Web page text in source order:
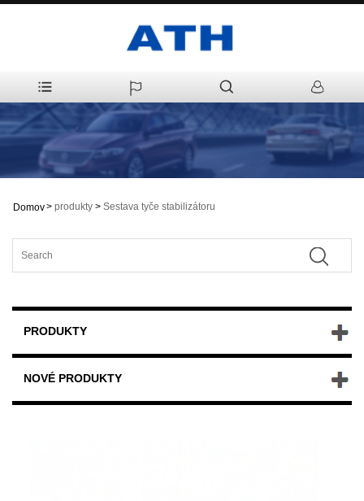
Domov> produkty > Sestava tyče stabilizátoru
PRODUKTY
NOVÉ PRODUKTY